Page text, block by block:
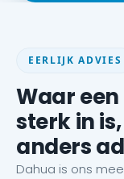
EERLIJK ADVIES
Waar
sterk in
anders
Dahua is ons